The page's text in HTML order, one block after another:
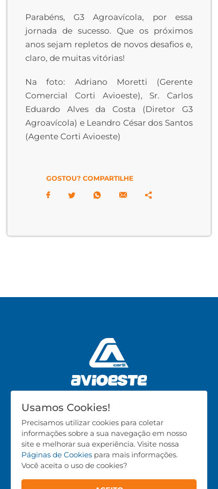
Usamos Cookies!
Precisamos utilizar cookies para coletar
informações sobre a sua navegação em nosso
site e melhorar sua experiência. Visite nossa
Páginas de Cookies para mais informações.
Você aceita o uso de cookies?
Parabéns, G3 Agroavícola, por essa
jornada de sucesso. Que os próximos
anos sejam repletos de novos desafios e,
claro, de muitas vitórias!
Na foto: Adriano Moretti (Gerente
Comercial Corti Avioeste), Sr. Carlos
Eduardo Alves da Costa (Diretor G3
Agroavícola) e Leandro César dos Santos
(Agente Corti Avioeste)
GOSTOU? COMPARTILHE
CNPJ: 02.986.723/0001-37
Produtos
Avicultura